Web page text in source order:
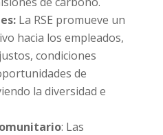
La RSE promueve un
hacia los empleados,
condiciones
de
la diversidad e
: Las